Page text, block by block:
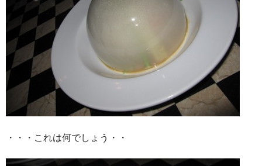
・・・これは何でしょう・・